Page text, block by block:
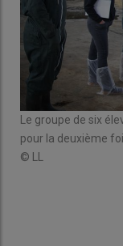
Le groupe de six
pour la deuxième
© LL